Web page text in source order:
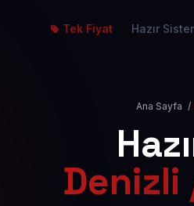
Tek Fiyat Hazır
Ana Sayfa /